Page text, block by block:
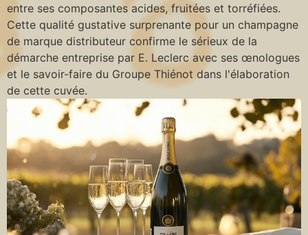
entre ses composantes acides, fruitées et torréfiées.
Cette qualité gustative surprenante pour un champagne
de marque distributeur confirme le sérieux de la
démarche entreprise par E. Leclerc avec ses œnologues
et le savoir-faire du Groupe Thiénot dans l'élaboration
de cette cuvée.